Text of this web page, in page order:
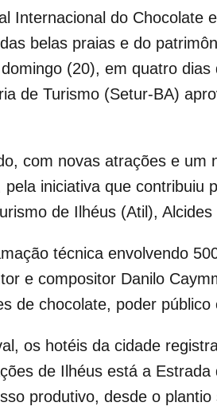
Internacional do
belas praias e do
(20), em quatro
de Turismo (Setur-BA)
com novas atrações e
iniciativa que
de Ilhéus (Atil), Alcides
técnica envolvendo
e compositor Danilo
de chocolate, poder público
os hotéis da cidade
de Ilhéus está a
produtivo, desde o